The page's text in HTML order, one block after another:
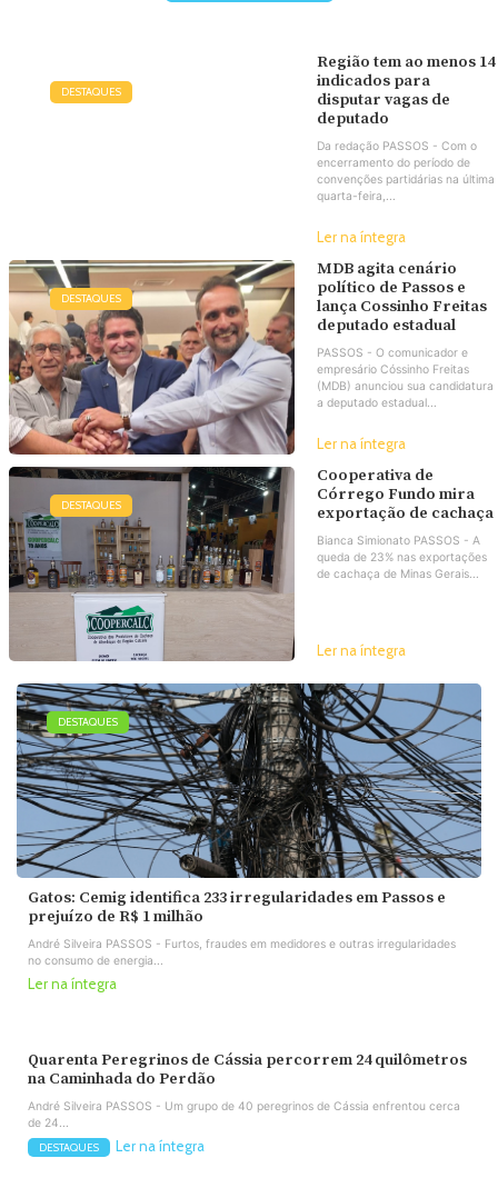
DESTAQUES
Região tem ao menos 14
indicados para
disputar vagas de
deputado
Da redação PASSOS - Com o
encerramento do período de
convenções partidárias na última
quarta-feira,...
Ler na íntegra
DESTAQUES
MDB agita cenário
político de Passos e
lança Cossinho Freitas
deputado estadual
PASSOS - O comunicador e
empresário Cóssinho Freitas
(MDB) anunciou sua candidatura
a deputado estadual...
Ler na íntegra
DESTAQUES
Cooperativa de
Córrego Fundo mira
exportação de cachaça
Bianca Simionato PASSOS - A
queda de 23% nas exportações
de cachaça de Minas Gerais...
Ler na íntegra
DESTAQUES
Gatos: Cemig identifica 233 irregularidades em Passos e
prejuízo de R$ 1 milhão
André Silveira PASSOS - Furtos, fraudes em medidores e outras irregularidades
no consumo de energia...
Ler na íntegra
Quarenta Peregrinos de Cássia percorrem 24 quilômetros
na Caminhada do Perdão
André Silveira PASSOS - Um grupo de 40 peregrinos de Cássia enfrentou cerca
de 24...
DESTAQUES Ler na íntegra